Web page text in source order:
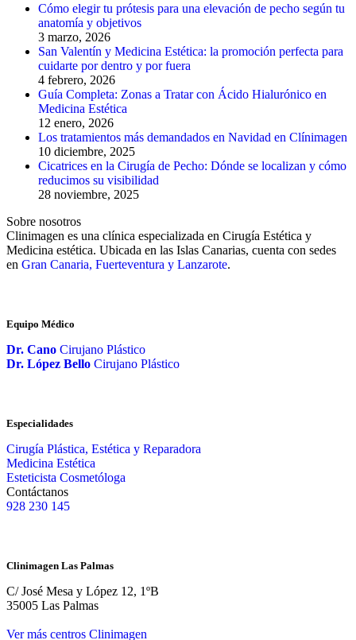
Cómo elegir tu prótesis para una elevación de pecho según tu
anatomía y objetivos
3 marzo, 2026
San Valentín y Medicina Estética: la promoción perfecta para
cuidarte por dentro y por fuera
4 febrero, 2026
Guía Completa: Zonas a Tratar con Ácido Hialurónico en
Medicina Estética
12 enero, 2026
Los tratamientos más demandados en Navidad en Clínimagen
10 diciembre, 2025
Cicatrices en la Cirugía de Pecho: Dónde se localizan y cómo
reducimos su visibilidad
28 noviembre, 2025
Sobre nosotros
Clinimagen es una clínica especializada en Cirugía Estética y
Medicina estética. Ubicada en las Islas Canarias, cuenta con sedes
en Gran Canaria, Fuerteventura y Lanzarote.
Equipo Médico
Dr. Cano Cirujano Plástico
Dr. López Bello Cirujano Plástico
Especialidades
Cirugía Plástica, Estética y Reparadora
Medicina Estética
Esteticista Cosmetóloga
Contáctanos
928 230 145
Clinimagen Las Palmas
C/ José Mesa y López 12, 1ºB
35005 Las Palmas
Ver más centros Clinimagen